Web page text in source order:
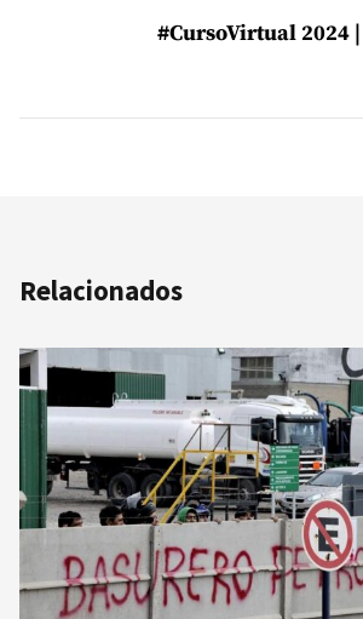
#CursoVirtual 2024
Relacionados